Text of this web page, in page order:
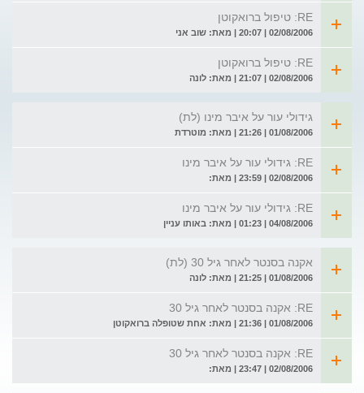
RE: טיפול ברואקוטן
02/08/2006 | 20:07 | מאת: שוב אני
RE: טיפול ברואקוטן
02/08/2006 | 21:07 | מאת: לונה
גידולי עור על איבר מינו (לת)
01/08/2006 | 21:26 | מאת: מוטרדת
RE: גידולי עור על איבר מינו
02/08/2006 | 23:59 | מאת:
RE: גידולי עור על איבר מינו
04/08/2006 | 01:23 | מאת: באותו עניין
אקנה בסנטר לאחר גיל 30 (לת)
01/08/2006 | 21:25 | מאת: לונה
RE: אקנה בסנטר לאחר גיל 30
01/08/2006 | 21:36 | מאת: אחת שטופלה ברואקוטן
RE: אקנה בסנטר לאחר גיל 30
02/08/2006 | 23:47 | מאת: